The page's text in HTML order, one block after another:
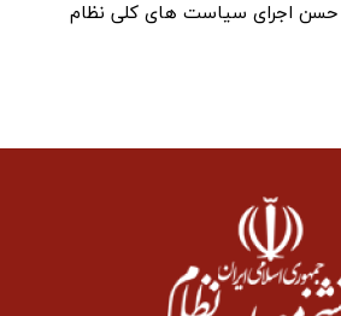
حسن اجرای سیاست های کلی نظام